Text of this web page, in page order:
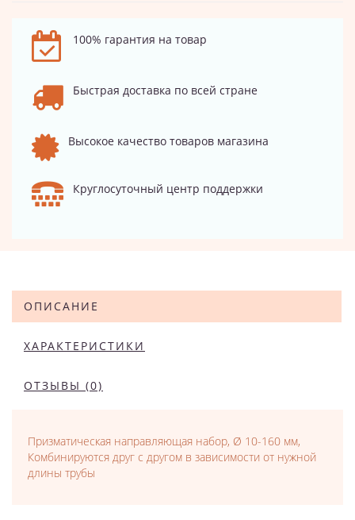
100% гарантия на товар
Быстрая доставка по всей стране
Высокое качество товаров магазина
Круглосуточный центр поддержки
ОПИСАНИЕ
ХАРАКТЕРИСТИКИ
ОТЗЫВЫ (0)
Призматическая направляющая набор, Ø 10-160 мм,
Комбинируются друг с другом в зависимости от нужной
длины трубы